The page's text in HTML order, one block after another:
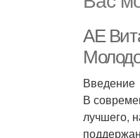
АЕ
Введение
В
лучшего,